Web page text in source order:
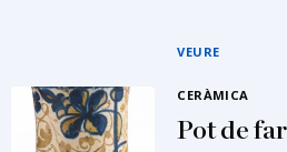
VEURE
CERÀMICA
Pot de